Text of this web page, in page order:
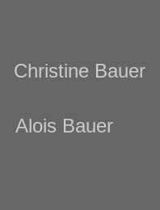
Christine Bauer
Alois Bauer